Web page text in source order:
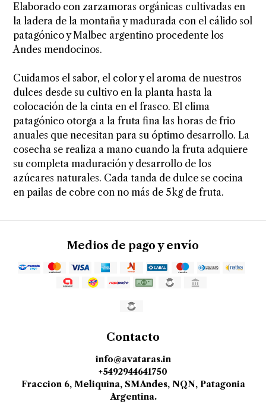
Elaborado con zarzamoras orgánicas cultivadas en
la ladera de la montaña y madurada con el cálido sol
patagónico y Malbec argentino procedente los
Andes mendocinos.
Cuidamos el sabor, el color y el aroma de nuestros
dulces desde su cultivo en la planta hasta la
colocación de la cinta en el frasco. El clima
patagónico otorga a la fruta fina las horas de frio
anuales que necesitan para su óptimo desarrollo. La
cosecha se realiza a mano cuando la fruta adquiere
su completa maduración y desarrollo de los
azúcares naturales. Cada tanda de dulce se cocina
en pailas de cobre con no más de 5kg de fruta.
Medios de pago y envío
Contacto
info@avataras.in
+5492944641750
Fraccion 6, Meliquina, SMAndes, NQN, Patagonia
Argentina.